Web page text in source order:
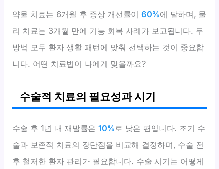
약물 치료는 6개월 후 증상 개선률이60%에 달하며, 물
리 치료는 3개월 만에 기능 회복 사례가 보고됩니다. 두
방법 모두 환자 생활 패턴에 맞춰 선택하는 것이 중요합
니다. 어떤 치료법이 나에게 맞을까요?
수술적 치료의 필요성과 시기
수술 후 1년 내 재발률은10%로 낮은 편입니다. 조기 수
술과 보존적 치료의 장단점을 비교해 결정하며, 수술 전
후 철저한 환자 관리가 필요합니다. 수술 시기는 어떻게